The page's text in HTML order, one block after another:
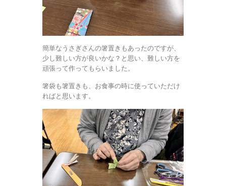
簡単なうさぎさんの箸置きもあったのですが、
少し難しい方が良いかな？と思い、難しい方を
頑張って作ってもらいました。
箸袋も箸置きも、お食事の時に使っていただけ
ればと思います。